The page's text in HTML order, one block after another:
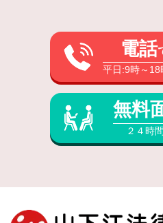
電話
平日:9時～18
無料
２４時